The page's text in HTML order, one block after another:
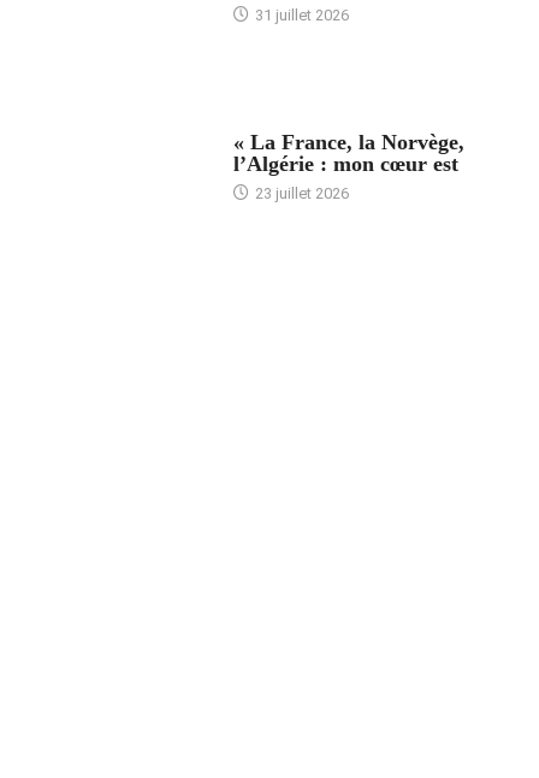
31 juillet 2026
« La France, la Norvège,
l’Algérie : mon cœur est
23 juillet 2026